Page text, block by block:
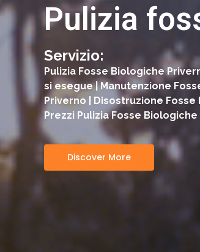
Pulizia
Servizio:
Pulizia Fosse Biologiche
si esegue | Manutenzione
Priverno | Disostruzione
Prezzi Pulizia Fosse
Discover More